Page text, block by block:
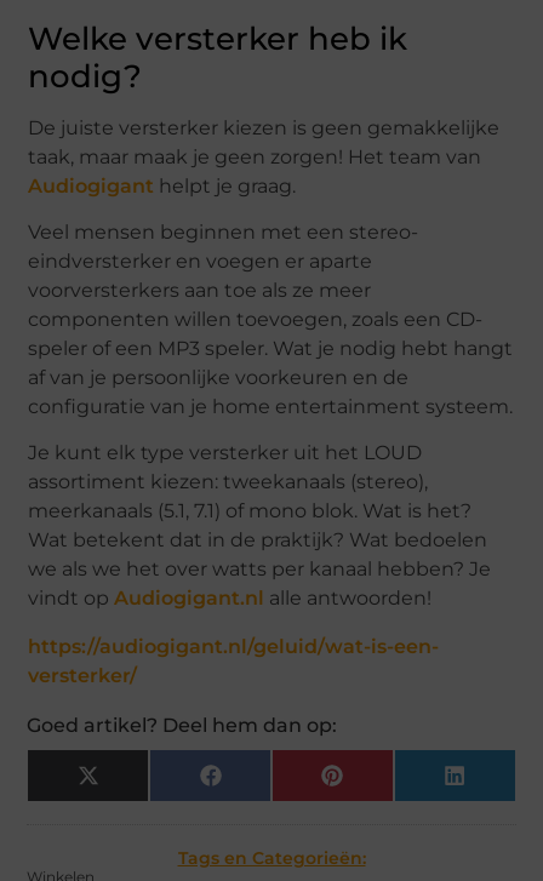
Welke versterker heb ik
nodig?
De juiste versterker kiezen is geen gemakkelijke
taak, maar maak je geen zorgen! Het team van
Audiogigant helpt je graag.
Veel mensen beginnen met een stereo-
eindversterker en voegen er aparte
voorversterkers aan toe als ze meer
componenten willen toevoegen, zoals een CD-
speler of een MP3 speler. Wat je nodig hebt hangt
af van je persoonlijke voorkeuren en de
configuratie van je home entertainment systeem.
Je kunt elk type versterker uit het LOUD
assortiment kiezen: tweekanaals (stereo),
meerkanaals (5.1, 7.1) of mono blok. Wat is het?
Wat betekent dat in de praktijk? Wat bedoelen
we als we het over watts per kanaal hebben? Je
vindt opAudiogigant.nl alle antwoorden!
https://audiogigant.nl/geluid/wat-is-een-
versterker/
Goed artikel? Deel hem dan op:
X
(Twitter)
Facebook Pinterest LinkedIn
Tags en Categorieën:
Winkelen